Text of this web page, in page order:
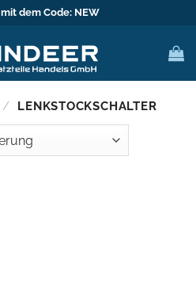
mit dem Code: NEW
/ LENKSTOCKSCHALTER